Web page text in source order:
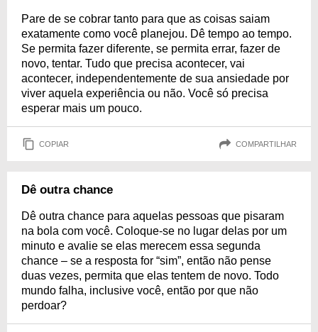
Pare de se cobrar tanto para que as coisas saiam
exatamente como você planejou. Dê tempo ao tempo.
Se permita fazer diferente, se permita errar, fazer de
novo, tentar. Tudo que precisa acontecer, vai
acontecer, independentemente de sua ansiedade por
viver aquela experiência ou não. Você só precisa
esperar mais um pouco.
COPIAR COMPARTILHAR
Dê outra chance
Dê outra chance para aquelas pessoas que pisaram
na bola com você. Coloque-se no lugar delas por um
minuto e avalie se elas merecem essa segunda
chance – se a resposta for “sim”, então não pense
duas vezes, permita que elas tentem de novo. Todo
mundo falha, inclusive você, então por que não
perdoar?